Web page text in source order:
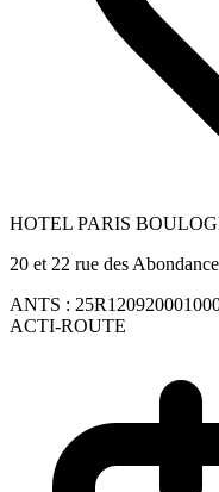
HOTEL PARIS
20 et 22 rue des
ANTS :
ACTI-ROUTE